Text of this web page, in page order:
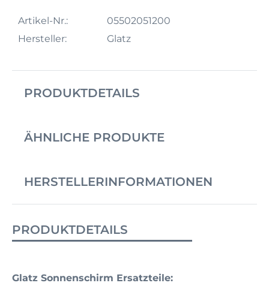
Artikel-Nr.:
05502051200
Hersteller:
Glatz
PRODUKTDETAILS
ÄHNLICHE PRODUKTE
HERSTELLERINFORMATIONEN
PRODUKTDETAILS
Glatz Sonnenschirm Ersatzteile: